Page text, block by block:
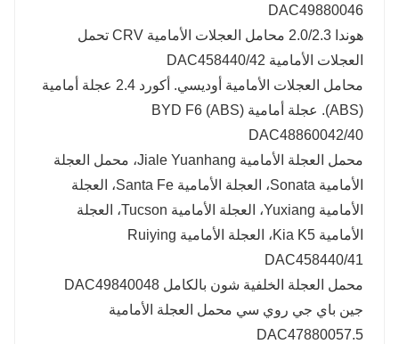
DAC49880046
هوندا 2.0/2.3 محامل العجلات الأمامية CRV تحمل
العجلات الأمامية DAC458440/42
محامل العجلات الأمامية أوديسي. أكورد 2.4 عجلة أمامية
(ABS). عجلة أمامية BYD F6 (ABS)
DAC48860042/40
محمل العجلة الأمامية Jiale Yuanhang، محمل العجلة
الأمامية Sonata، العجلة الأمامية Santa Fe، العجلة
الأمامية Yuxiang، العجلة الأمامية Tucson، العجلة
الأمامية Kia K5، العجلة الأمامية Ruiying
DAC458440/41
محمل العجلة الخلفية شون بالكامل DAC49840048
جين باي جي روي سي محمل العجلة الأمامية
DAC47880057.5